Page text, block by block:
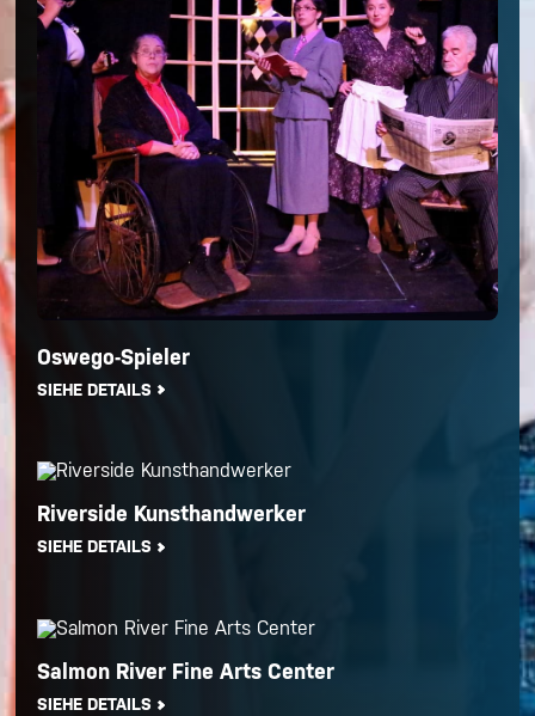
Oswego-Spieler
SIEHE DETAILS
Riverside Kunsthandwerker
SIEHE DETAILS
Salmon River Fine Arts Center
SIEHE DETAILS